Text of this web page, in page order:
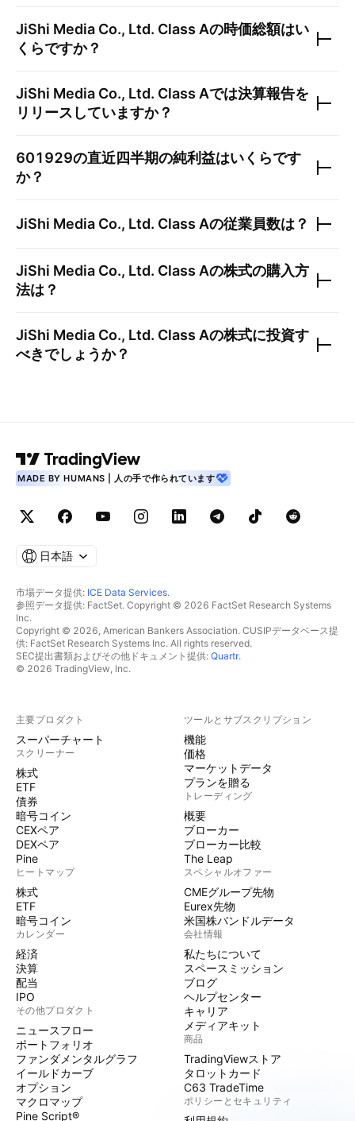
JiShi Media Co., Ltd. Class Aの時価総額はい
くらですか？
JiShi Media Co., Ltd. Class Aでは決算報告を
リリースしていますか？
601929の直近四半期の純利益はいくらです
か？
JiShi Media Co., Ltd. Class Aの従業員数は？
JiShi Media Co., Ltd. Class Aの株式の購入方
法は？
JiShi Media Co., Ltd. Class Aの株式に投資す
べきでしょうか？
MADE BY HUMANS | 人の手で作られています
日本語
市場データ提供: ICE Data Services.
参照データ提供: FactSet. Copyright © 2026 FactSet Research Systems
Inc.
Copyright © 2026, American Bankers Association. CUSIPデータベース提
供: FactSet Research Systems Inc. All rights reserved.
SEC提出書類およびその他ドキュメント提供: Quartr.
© 2026 TradingView, Inc.
主要プロダクト
スーパーチャート
スクリーナー
株式
ETF
債券
暗号コイン
CEXペア
DEXペア
Pine
ヒートマップ
株式
ETF
暗号コイン
カレンダー
経済
決算
配当
IPO
その他プロダクト
ニュースフロー
ポートフォリオ
ファンダメンタルグラフ
イールドカーブ
オプション
マクロマップ
Pine Script®
ツールとサブスクリプション
機能
価格
マーケットデータ
プランを贈る
トレーディング
概要
ブローカー
ブローカー比較
The Leap
スペシャルオファー
CMEグループ先物
Eurex先物
米国株バンドルデータ
会社情報
私たちについて
スペースミッション
ブログ
ヘルプセンター
キャリア
メディアキット
商品
TradingViewストア
タロットカード
C63 TradeTime
ポリシーとセキュリティ